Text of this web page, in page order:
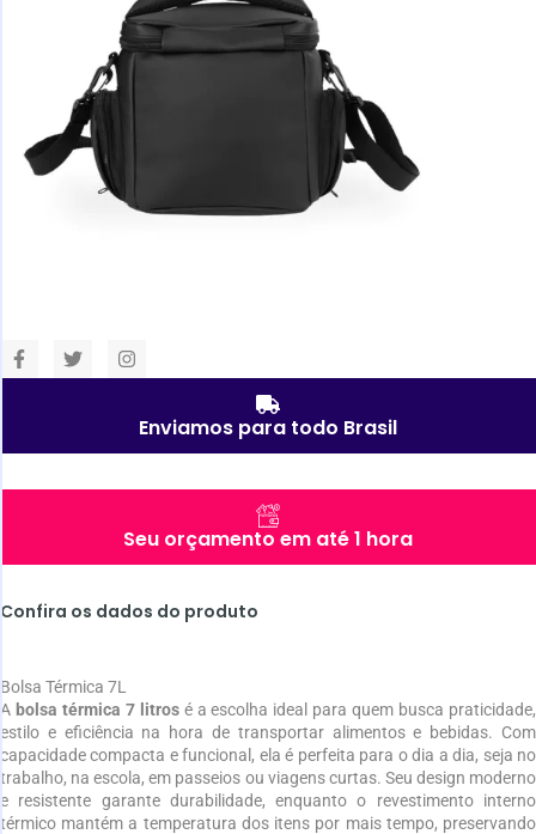
Enviamos para todo Brasil
Seu orçamento em até 1 hora
Confira os dados do produto
Bolsa Térmica 7L
A bolsa térmica 7 litrosé a escolha ideal para quem busca praticidade,
estilo e eficiência na hora de transportar alimentos e bebidas. Com
capacidade compacta e funcional, ela é perfeita para o dia a dia, seja no
trabalho, na escola, em passeios ou viagens curtas. Seu design moderno
e resistente garante durabilidade, enquanto o revestimento interno
térmico mantém a temperatura dos itens por mais tempo, preservando